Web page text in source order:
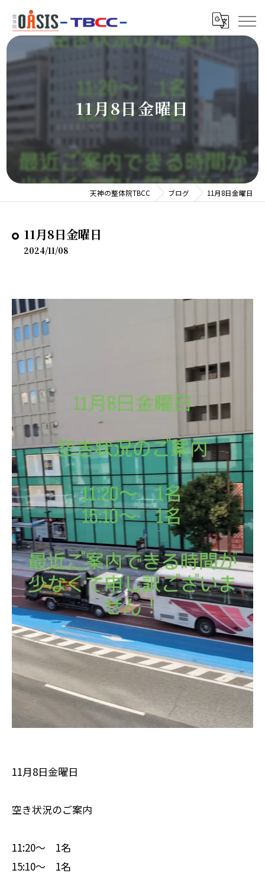
11月8日金曜日
天神の整体院TBCC ブログ 11月8日金曜日
11月8日金曜日
2024/11/08
11月8日金曜日
空き状況のご案内
11:20〜 1名
15:10〜 1名